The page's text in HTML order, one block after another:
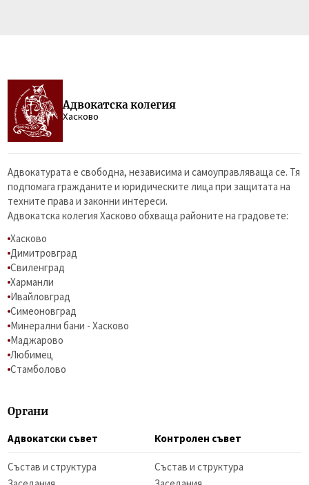
Адвокатска колегия
Хасково
Адвокатурата е свободна, независима и самоуправляваща се. Тя
подпомага гражданите и юридическите лица при защитата на
техните права и законни интереси.
Адвокатска колегия Хасково обхваща районите на градовете:
Хасково
Димитровград
Свиленград
Харманли
Ивайловград
Симеоновград
Минерални бани - Хасково
Маджарово
Любимец
Стамболово
Органи
Адвокатски съвет
Състав и структура
Контролен съвет
Състав и структура